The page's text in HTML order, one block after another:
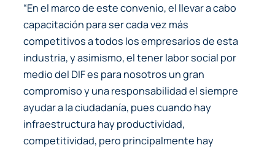
“En el marco de este convenio, el llevar a cabo
capacitación para ser cada vez más
competitivos a todos los empresarios de esta
industria, y asimismo, el tener labor social por
medio del DIF es para nosotros un gran
compromiso y una responsabilidad el siempre
ayudar a la ciudadanía, pues cuando hay
infraestructura hay productividad,
competitividad, pero principalmente hay